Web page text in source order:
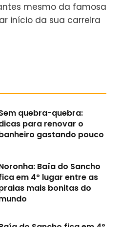
mesmo da famosa
início da sua carreira
quebra-quebra:
para renovar o
gastando pouco
Baía do Sancho
em 4º lugar entre as
mais bonitas do